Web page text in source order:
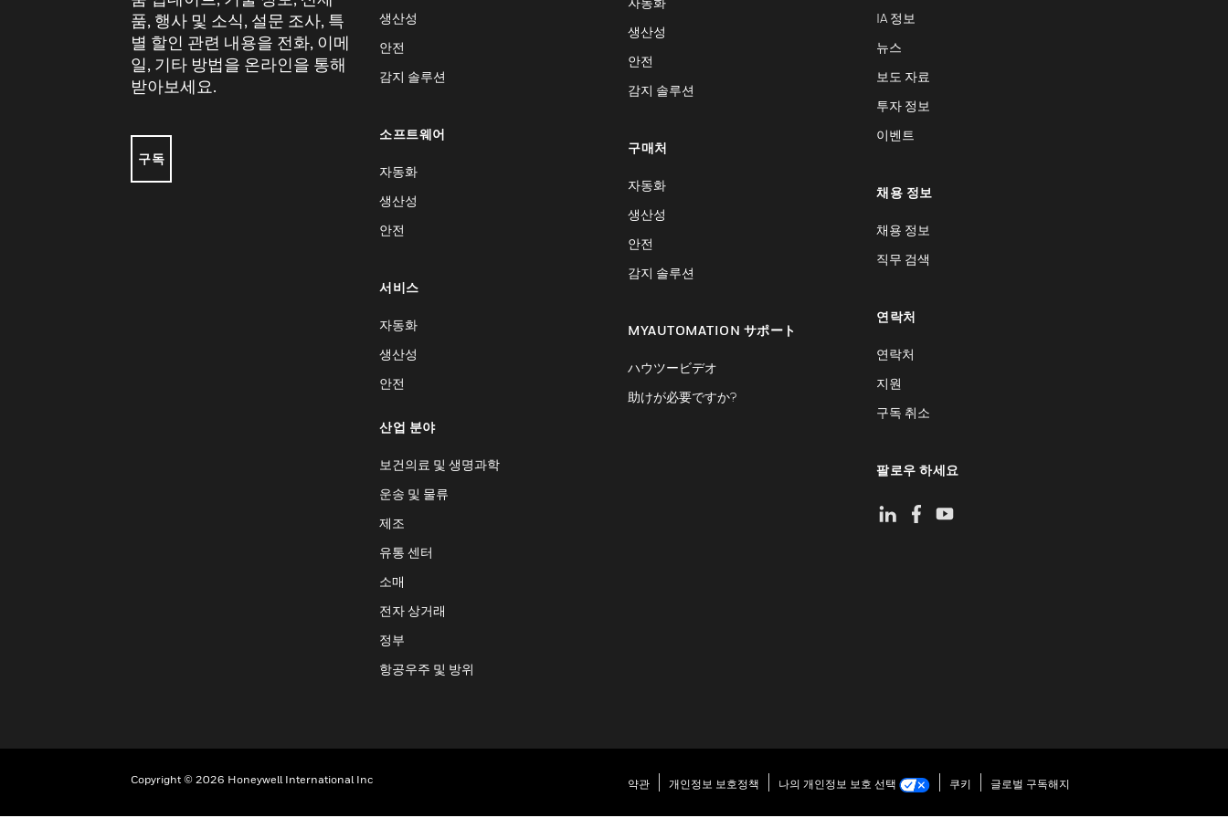
품, 행사 및 소식, 설문 조사, 특
별 할인 관련 내용을 전화, 이메
일, 기타 방법을 온라인을 통해
받아보세요.
구독
생산성
안전
감지 솔루션
소프트웨어
자동화
생산성
안전
서비스
자동화
생산성
안전
산업 분야
보건의료 및 생명과학
운송 및 물류
제조
유통 센터
소매
전자 상거래
정부
항공우주 및 방위
생산성
안전
감지 솔루션
구매처
자동화
생산성
안전
감지 솔루션
MYAUTOMATION サポート
ハウツービデオ
助けが必要ですか?
IA 정보
뉴스
보도 자료
투자 정보
이벤트
채용 정보
채용 정보
직무 검색
연락처
연락처
지원
구독 취소
팔로우 하세요
Copyright © 2026 Honeywell International Inc 약관 개인정보 보호정책 나의 개인정보 보호 선택 쿠키 글로벌 구독해지